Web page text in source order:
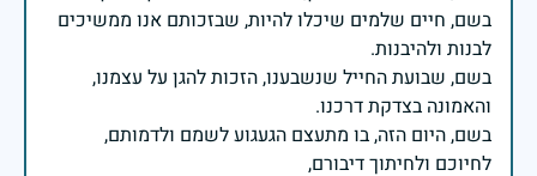
בשם, חיים שלמים שיכלו להיות, שבזכותם אנו ממשיכים
בשם, שבועת החייל שנשבענו, הזכות להגן על עצמנו,
בשם, היום הזה, בו מתעצם הגעגוע לשמם ולדמותם,